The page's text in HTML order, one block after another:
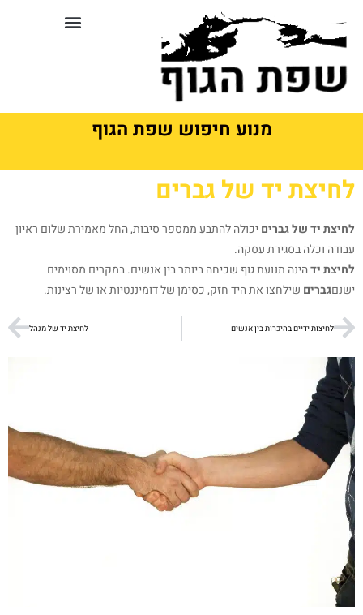
מנוע חיפוש שפת הגוף
לחיצת יד של גברים
לחיצת יד של גברים יכולה להתבע ממספר סיבות, החל מאמירת שלום ראיון
עבודה וכלה בסגירת עסקה.
לחיצת ידהינה תנועת גוף שכיחה ביותר בין אנשים. במקרים מסוימים
ישנםגברים שילחצו את היד חזק, כסימן של דומיננטיות או של רצינות.
לחיצות ידיים בהיכרות בין אנשים לחיצת יד של מנהל